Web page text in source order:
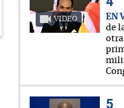
VIDEO EN
de
otra